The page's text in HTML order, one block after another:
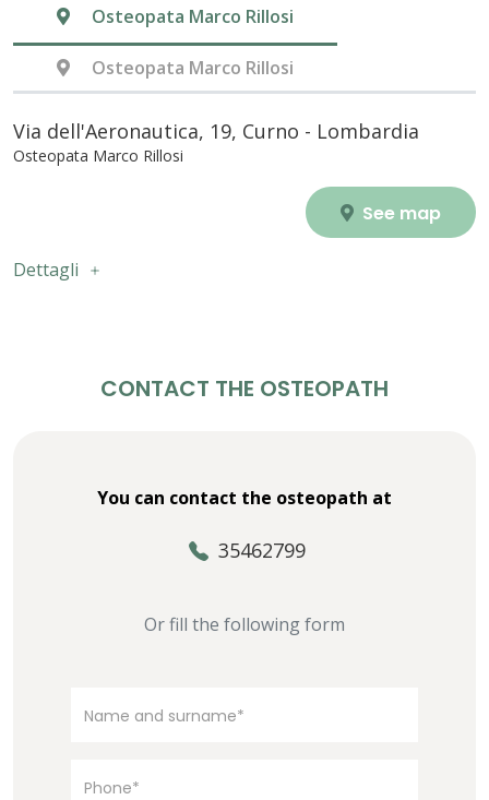
Osteopata Marco Rillosi
Osteopata Marco Rillosi
Via dell'Aeronautica, 19, Curno - Lombardia
Osteopata Marco Rillosi
See map
Dettagli
CONTACT THE OSTEOPATH
You can contact the osteopath at
35462799
Or fill the following form